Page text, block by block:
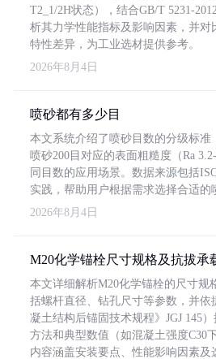
T2_1/2H状态），结合GB/T 5231-
析其力学性能指标及影响因素，并对
特性差异，为工业选材提供参考。
2026年8月4日
喷砂都有多少目
本文系统介绍了喷砂目数的分级标准
喷砂200目对应的表面粗糙度（Ra
同目数的应用场景。数据来源包括
实践，帮助用户根据需求选择合适的
2026年8月4日
M20化学锚栓尺寸规格及抗拔承
本文详细解析M20化学锚栓的尺寸规
括螺杆直径、钻孔尺寸等参数，并依
凝土结构后锚固技术规程》JGJ 145
方法和典型数值（如混凝土强度C30
内容涵盖安装要点、性能影响因素及